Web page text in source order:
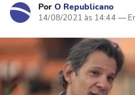
Por O Republicano
14/08/2021 às 14:44